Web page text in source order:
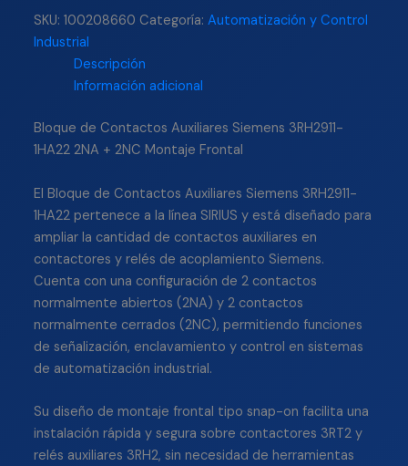
SKU:100208660 Categoría:Automatización y Control
Industrial
Descripción
Información adicional
Bloque de Contactos Auxiliares Siemens 3RH2911-
1HA22 2NA + 2NC Montaje Frontal
El Bloque de Contactos Auxiliares Siemens 3RH2911-
1HA22 pertenece a la línea SIRIUS y está diseñado para
ampliar la cantidad de contactos auxiliares en
contactores y relés de acoplamiento Siemens.
Cuenta con una configuración de 2 contactos
normalmente abiertos (2NA) y 2 contactos
normalmente cerrados (2NC), permitiendo funciones
de señalización, enclavamiento y control en sistemas
de automatización industrial.
Su diseño de montaje frontal tipo snap-on facilita una
instalación rápida y segura sobre contactores 3RT2 y
relés auxiliares 3RH2, sin necesidad de herramientas